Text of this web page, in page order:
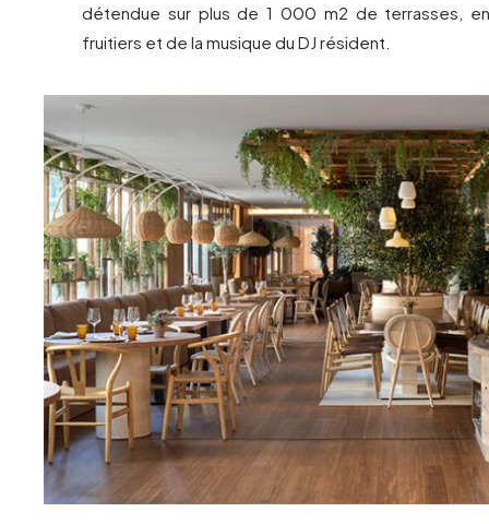
détendue sur plus de 1 000 m2 de terrasses,
fruitiers et de la musique du DJ résident.